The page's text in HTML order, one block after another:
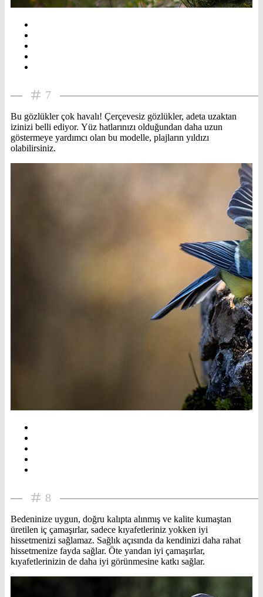
7
Bu gözlükler çok havalı! Çerçevesiz gözlükler, adeta uzaktan
izinizi belli ediyor. Yüz hatlarınızı olduğundan daha uzun
göstermeye yardımcı olan bu modelle, plajların yıldızı
olabilirsiniz.
8
Bedeninize uygun, doğru kalıpta alınmış ve kalite kumaştan
üretilen iç çamaşırlar, sadece kıyafetleriniz yokken iyi
hissetmenizi sağlamaz. Sağlık açısında da kendinizi daha rahat
hissetmenize fayda sağlar. Öte yandan iyi çamaşırlar,
kıyafetlerinizin de daha iyi görünmesine katkı sağlar.